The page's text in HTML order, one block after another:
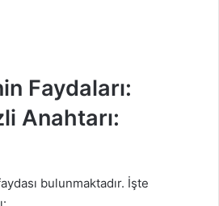
Faydaları:
Anahtarı:
bulunmaktadır. İşte